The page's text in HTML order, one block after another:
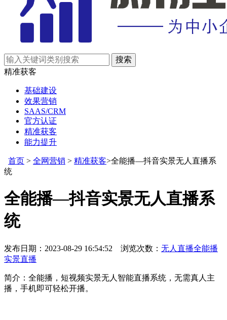
精准获客
基础建设
效果营销
SAAS/CRM
官方认证
精准获客
能力提升
首页 > 全网营销 > 精准获客>全能播—抖音实景无人直播系
统
全能播—抖音实景无人直播系
统
发布日期：2023-08-29 16:54:52 浏览次数： 无人直播全能播
实景直播
简介：全能播，短视频实景无人智能直播系统，无需真人主
播，手机即可轻松开播。